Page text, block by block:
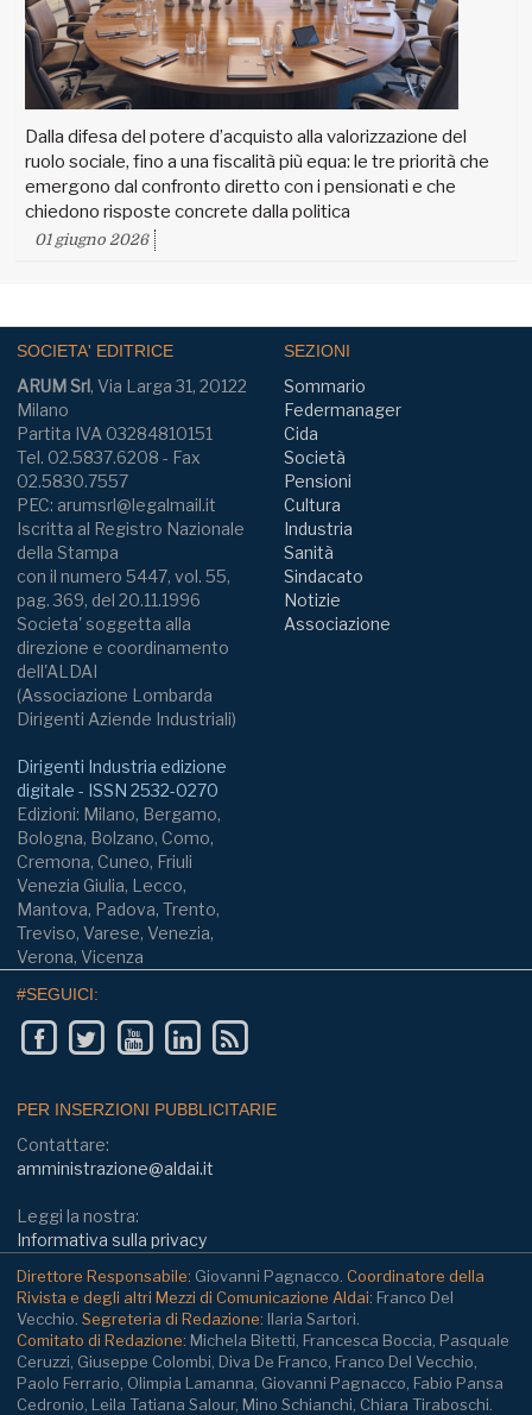
Dalla difesa del potere d’acquisto alla valorizzazione del
ruolo sociale, fino a una fiscalità più equa: le tre priorità che
emergono dal confronto diretto con i pensionati e che
chiedono risposte concrete dalla politica
01 giugno 2026
SOCIETA' EDITRICE
ARUM Srl, Via Larga 31, 20122
Milano
Partita IVA 03284810151
Tel. 02.5837.6208 - Fax
02.5830.7557
PEC: arumsrl@legalmail.it
Iscritta al Registro Nazionale
della Stampa
con il numero 5447, vol. 55,
pag. 369, del 20.11.1996
Societa' soggetta alla
direzione e coordinamento
dell'ALDAI
(Associazione Lombarda
Dirigenti Aziende Industriali)
Dirigenti Industria edizione
digitale - ISSN 2532-0270
Edizioni: Milano, Bergamo,
Bologna, Bolzano, Como,
Cremona, Cuneo, Friuli
Venezia Giulia, Lecco,
Mantova, Padova, Trento,
Treviso, Varese, Venezia,
Verona, Vicenza
SEZIONI
Sommario
Federmanager
Cida
Società
Pensioni
Cultura
Industria
Sanità
Sindacato
Notizie
Associazione
#SEGUICI:
PER INSERZIONI PUBBLICITARIE
Contattare:
amministrazione@aldai.it
Leggi la nostra:
Informativa sulla privacy
Direttore Responsabile: Giovanni Pagnacco. Coordinatore della
Rivista e degli altri Mezzi di Comunicazione Aldai: Franco Del
Vecchio. Segreteria di Redazione: Ilaria Sartori.
Comitato di Redazione: Michela Bitetti, Francesca Boccia, Pasquale
Ceruzzi, Giuseppe Colombi, Diva De Franco, Franco Del Vecchio,
Paolo Ferrario, Olimpia Lamanna, Giovanni Pagnacco, Fabio Pansa
Cedronio, Leila Tatiana Salour, Mino Schianchi, Chiara Tiraboschi.